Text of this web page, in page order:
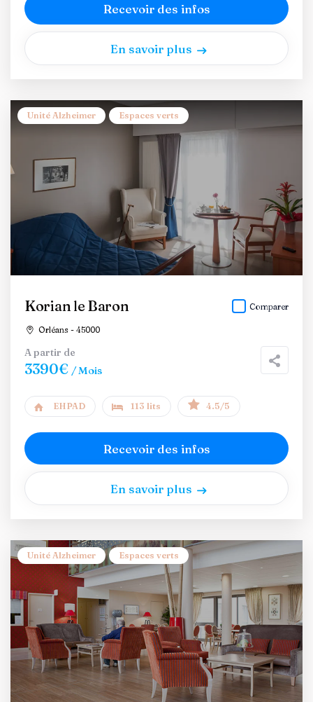
Recevoir des infos
En savoir plus
Unité Alzheimer Espaces verts
Korian le Baron
Orléans - 45000
Comparer
A partir de
3390€ / Mois
EHPAD 113 lits 4.5/5
Recevoir des infos
En savoir plus
Unité Alzheimer Espaces verts